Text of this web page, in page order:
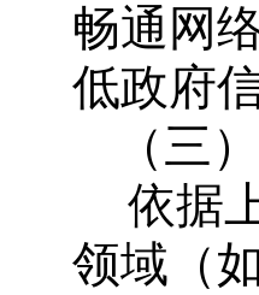
畅通网
低政府
（三
依据
领域（